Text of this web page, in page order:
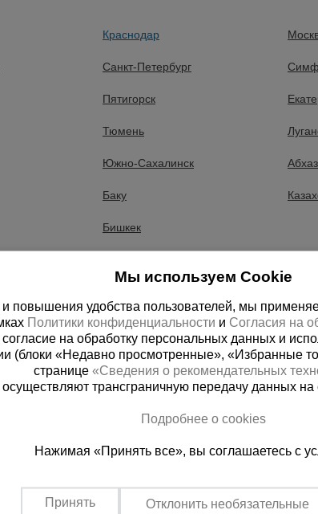
компрессора 1. Выбор типа
популярные
компрессоры выбирают,
Учитывая то,
повышают
компания
мощности наиболее
мощность с
для одновремен...
Вашему
подборе
потребители
8 (800) 200-25-90
Заказать звонок
+7
Заказать
Вс:
Краснодар
Санкт-Петербург
Пятигорск
Тюмень
Южно-Сахалинск
Баку
Бишкек
Мы используем Cookie
повышения удобства пользователей, мы
Политики конфиденциальности и Согласия на
на обработку персональных данных и
(блоки «Недавно просмотренные»,
странице «Сведения о рекомендательных
трансграничную передачу данных
Подробнее о cookies
Нажимая «Принять все», вы соглашаетесь с
Принять
Отклонить необязательные